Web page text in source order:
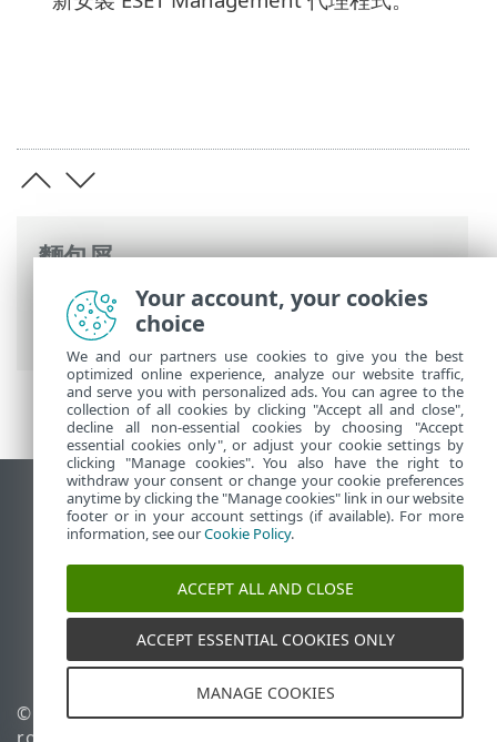
麵包屑
ESET 線上說明>ESET PROTECT On-Prem
開始使用
檢視桌面網站
End of Life
ESET 知識庫
ESET Status Portal
© 1992 - 2026 ESET, spol. s
r.o. - 保留所有權利。
管理 Cookie
Your account, your cookies
choice
We and our partners use cookies to give you the best
optimized online experience, analyze our website traffic,
and serve you with personalized ads. You can agree to the
collection of all cookies by clicking "Accept all and close",
decline all non-essential cookies by choosing "Accept
essential cookies only", or adjust your cookie settings by
clicking "Manage cookies". You also have the right to
withdraw your consent or change your cookie preferences
anytime by clicking the "Manage cookies" link in our website
footer or in your account settings (if available). For more
information, see ourCookie Policy.
ACCEPT ALL AND CLOSE
ACCEPT ESSENTIAL COOKIES ONLY
MANAGE COOKIES